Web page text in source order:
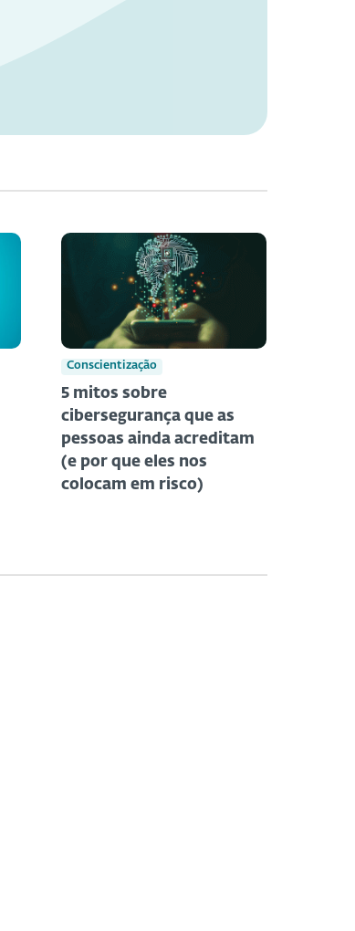
Conscientização
5 mitos sobre
cibersegurança que as
pessoas ainda acreditam
(e por que eles nos
colocam em risco)